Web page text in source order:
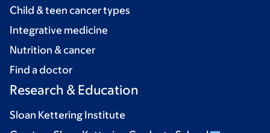
Child & teen cancer types
Integrative medicine
Nutrition & cancer
Find a doctor
Research & Education
Sloan Kettering Institute